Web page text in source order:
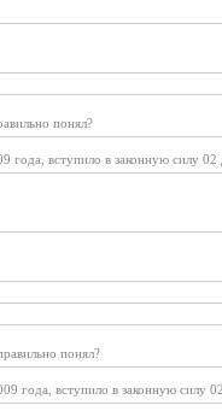
понял?
года, вступило в законную силу 02
понял?
года, вступило в законную силу